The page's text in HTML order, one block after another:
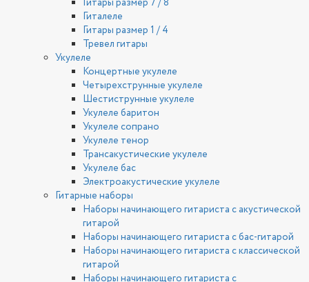
Гитары размер 7 / 8
Гиталеле
Гитары размер 1 / 4
Тревел гитары
Укулеле
Концертные укулеле
Четырехструнные укулеле
Шестиструнные укулеле
Укулеле баритон
Укулеле сопрано
Укулеле тенор
Трансакустические укулеле
Укулеле бас
Электроакустические укулеле
Гитарные наборы
Наборы начинающего гитариста с акустической
гитарой
Наборы начинающего гитариста с бас-гитарой
Наборы начинающего гитариста с классической
гитарой
Наборы начинающего гитариста с